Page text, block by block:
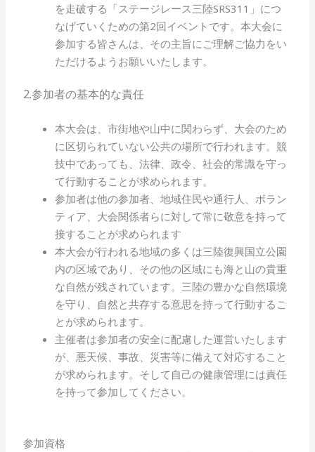
を走破する「ステージレース三陸SRS311」につ
なげていくための第2回イベントです。本大会に
参加する皆さんは、その主旨にご理解ご協力をい
ただけるようお願いいたします。
2.参加者の基本的な責任
本大会は、市街地や山中に関わらず、大会のため
に区切られていない公共の場所で行われます。競
技中であっても、法律、政令、社会的常識を守っ
て行動することが求められます。
参加者は他の参加者、地域住民や通行人、ボラン
ティア、大会関係者らに対して常に敬意を持って
接することが求められます
本大会が行われる地域の多くは三陸復興国立公園
内の区域であり、その他の区域にも海と山の貴重
な自然が残されています。三陸の豊かな自然環境
を守り、自然と共存する意思を持って行動するこ
とが求められます。
主催者は参加者の安全に配慮した運営いたします
が、悪天候、事故、災害等に備えて対応すること
が求められます。そして自己の健康管理には責任
を持って参加してください。
参加資格